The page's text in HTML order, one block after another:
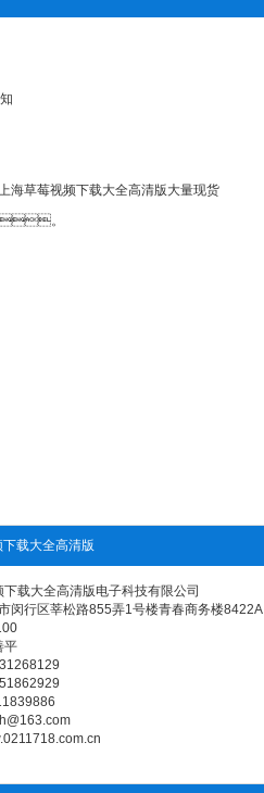
海草莓视频下载大全高清版大量现货
。
载大全高清版
载大全高清版电子科技有限公司
市闵行区莘松路855弄1号楼青春商务楼8422A
平
31268129
51862929